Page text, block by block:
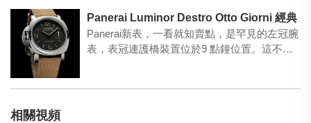
Panerai新表，一看就知賣點，是罕見的左冠腕
表，表冠連護橋裝置位於9 點鐘位置。這不是
相關視頻